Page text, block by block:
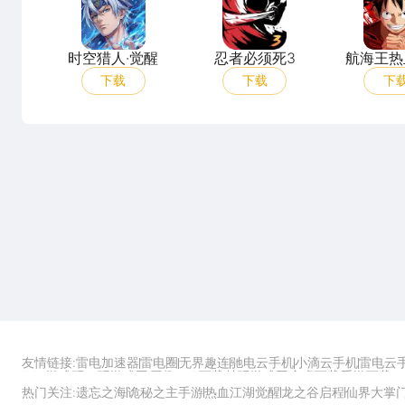
时空猎人·觉醒
下载
忍者必须死3
下载
航海王
下
友情链接:雷电加速器雷电圈无界趣连驰电云手机小滴云手机雷电云
ZOL游戏 玩一玩游戏网 历趣APP下载 特玩游戏网 安卓下载 手游下载
热门关注:遗忘之海诡秘之主手游热血江湖觉醒龙之谷启程仙界大掌